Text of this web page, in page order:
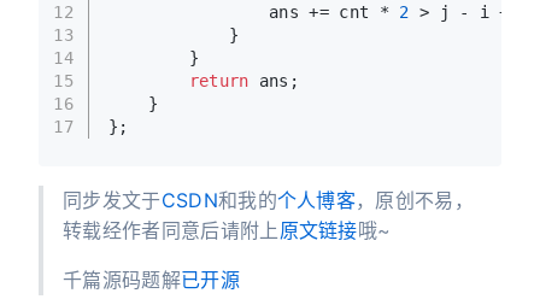
12
13
14
15
16
17
                ans += cnt *
2 > j - i +
            }
        }
return ans;
    }
};
同步发文于CSDN和我的个人博客，原创不易，
转载经作者同意后请附上 原文链接哦~
千篇源码题解已开源